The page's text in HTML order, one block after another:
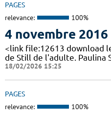
PAGES
relevance: 100%
4 novembre 2016
<link file:12613 download
de Still de l'adulte. Paulina
18/02/2026 15:25
PAGES
relevance: 100%